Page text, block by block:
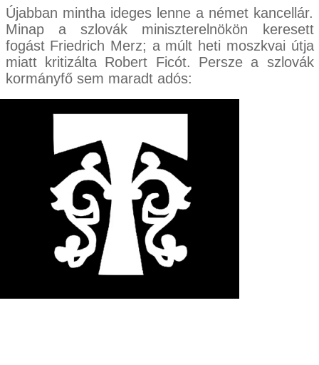
Újabban mintha ideges lenne a német kancellár.
Minap a szlovák miniszterelnökön keresett
fogást Friedrich Merz; a múlt heti moszkvai útja
miatt kritizálta Robert Ficót. Persze a szlovák
kormányfő sem maradt adós: